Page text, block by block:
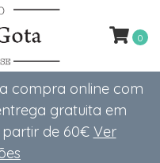
compra online com
gratuita em
de 60€ Ver
0